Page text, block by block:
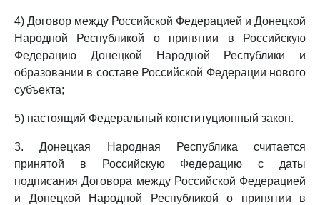
4) Договор между Российской Федерацией и Донецкой
Народной Республикой о принятии в Российскую
Федерацию Донецкой Народной Республики и
образовании в составе Российской Федерации нового
субъекта;
5) настоящий Федеральный конституционный закон.
3. Донецкая Народная Республика считается
принятой в Российскую Федерацию с даты
подписания Договора между Российской Федерацией
и Донецкой Народной Республикой о принятии в